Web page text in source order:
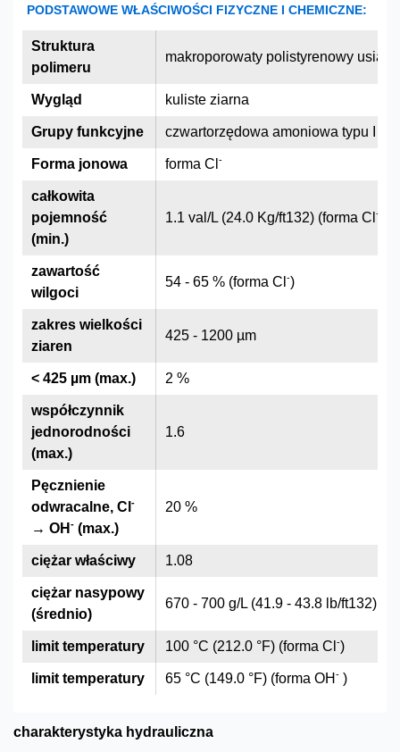
PODSTAWOWE WŁAŚCIWOŚCI FIZYCZNE I CHEMICZNE:
makroporowaty polistyrenowy
kuliste ziarna
czwartorzędowa amoniowa typu I
forma Cl -
1.1 val/L (24.0 Kg/ft132) (forma Cl -
54 - 65 % (forma Cl -)
425 - 1200 µm
2 %
1.6
20 %
1.08
670 - 700 g/L (41.9 - 43.8 lb/ft132)
100 °C (212.0 °F) (forma Cl -)
65 °C (149.0 °F) (forma OH - )
Struktura
polimeru
Wygląd
Grupy funkcyjne
Forma jonowa
całkowita
pojemność
(min.)
zawartość
wilgoci
zakres wielkości
ziaren
< 425 µm (max.)
współczynnik
jednorodności
(max.)
Pęcznienie
odwracalne, Cl -
→ OH - (max.)
ciężar właściwy
ciężar nasypowy
(średnio)
limit temperatury
limit temperatury
charakterystyka hydrauliczna